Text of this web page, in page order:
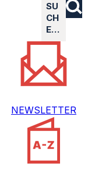
SU
CH
E…
NEWSLETTER